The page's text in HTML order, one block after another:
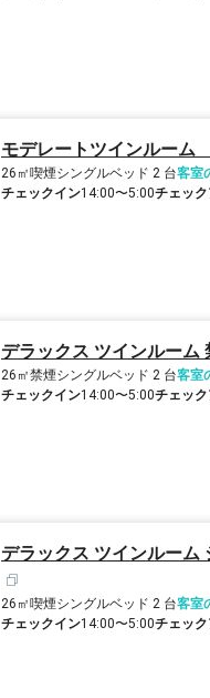
モデレートツインルー
26㎡喫煙シングルベッド 2 台客室
チェックイン14:00〜5:00チェック
デラックス ツインルーム
26㎡禁煙シングルベッド 2 台客室
チェックイン14:00〜5:00チェック
デラックス ツインルーム
26㎡喫煙シングルベッド 2 台客室
チェックイン14:00〜5:00チェック